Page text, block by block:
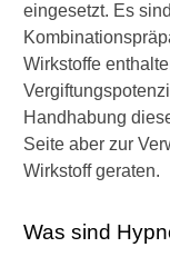
eingesetzt. Es
Wirkstoffe
Handhabung
Seite aber zur
Wirkstoff geraten.
Was sind
r
k
u
n
g
e
n
s
n
d